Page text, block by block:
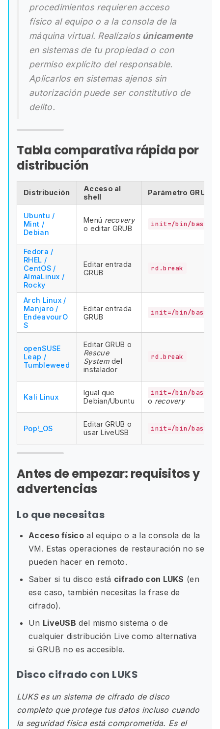
procedimientos requieren acceso
físico al equipo o a la consola de la
máquina virtual. Realízalos únicamente
en sistemas de tu propiedad o con
permiso explícito del responsable.
Aplicarlos en sistemas ajenos sin
autorización puede ser constitutivo de
delito.
Tabla comparativa rápida por
distribución
Distribución
Acceso al
shell
Parámetro GRUB
Ubuntu /
Mint /
Debian
Menú recovery
o editar GRUB
init=/bin/bash
Fedora /
RHEL /
CentOS /
AlmaLinux /
Rocky
Editar entrada
GRUB
rd.break
Arch Linux /
Manjaro /
EndeavourO
S
Editar entrada
GRUB
init=/bin/bash
openSUSE
Leap /
Tumbleweed
Editar GRUB o
Rescue
Systemdel
instalador
rd.break
Kali Linux
Igual que
Debian/Ubuntu
init=/bin/bash
o recovery
Pop!_OS
Editar GRUB o
usar LiveUSB
init=/bin/bash
Antes de empezar: requisitos y
advertencias
Lo que necesitas
Acceso físicoal equipo o a la consola de la
VM. Estas operaciones de restauración no se
pueden hacer en remoto.
Saber si tu disco está cifrado con LUKS (en
ese caso, también necesitas la frase de
cifrado).
Un LiveUSB del mismo sistema o de
cualquier distribución Live como alternativa
si GRUB no es accesible.
Disco cifrado con LUKS
LUKS es un sistema de cifrado de disco
completo que protege tus datos incluso cuando
la seguridad física está comprometida. Es el